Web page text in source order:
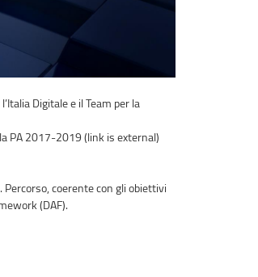
Digitale e il Team per la
PA 2017-2019 (link is external)
coerente con gli obiettivi
(DAF).